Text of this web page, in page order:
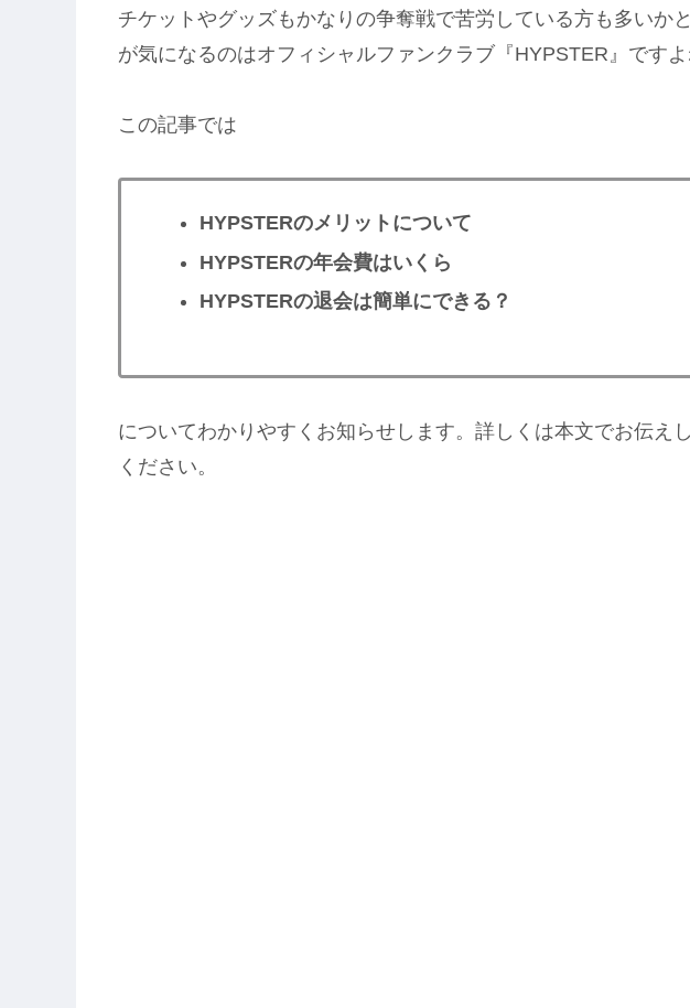
チケットやグッズもかなりの争奪戦で苦労している方も多いか
が気になるのはオフィシャルファンクラブ『HYPSTER』ですよ
この記事では
HYPSTERのメリットについて
HYPSTERの年会費はいくら
HYPSTERの退会は簡単にできる？
についてわかりやすくお知らせします。詳しくは本文でお伝え
ください。